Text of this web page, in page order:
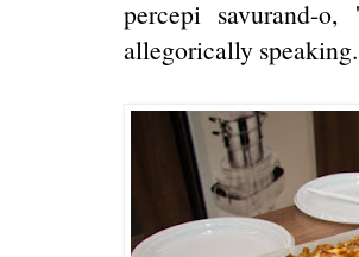
percepi savurand-
allegorically